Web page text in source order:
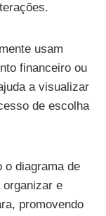
usam
financeiro ou
a visualizar
de escolha
o diagrama de
e
promovendo